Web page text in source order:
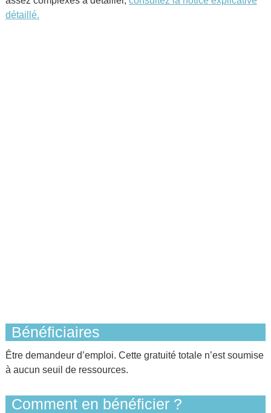
détaillé.
Bénéficiaires
Être demandeur d’emploi. Cette gratuité totale n’est soumise
à aucun seuil de ressources.
Comment en bénéficier ?